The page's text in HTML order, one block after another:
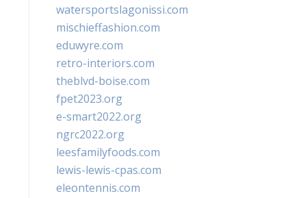
watersportslagonissi.com
mischieffashion.com
eduwyre.com
retro-interiors.com
theblvd-boise.com
fpet2023.org
e-smart2022.org
ngrc2022.org
leesfamilyfoods.com
lewis-lewis-cpas.com
eleontennis.com